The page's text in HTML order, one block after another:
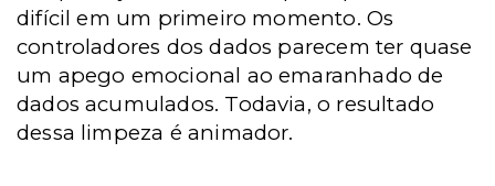
difícil em um primeiro momento. Os
controladores dos dados parecem ter quase
um apego emocional ao emaranhado de
dados acumulados. Todavia, o resultado
dessa limpeza é animador.